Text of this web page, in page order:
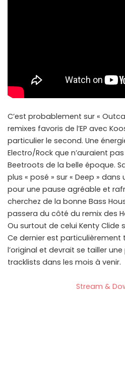
C’est probablement sur «
remixes favoris de l’EP avec
particulier le second. Une
Electro/Rock que n’auraient
Beetroots de la belle époque.
plus « posé » sur « Deep »
pour une pause agréable et
cherchez de la bonne Bass
passera du côté du remix des
Ou surtout de celui Kenty Clide
Ce dernier est
l’original et devrait se tailler
tracklists dans les mois à venir.
Stream &